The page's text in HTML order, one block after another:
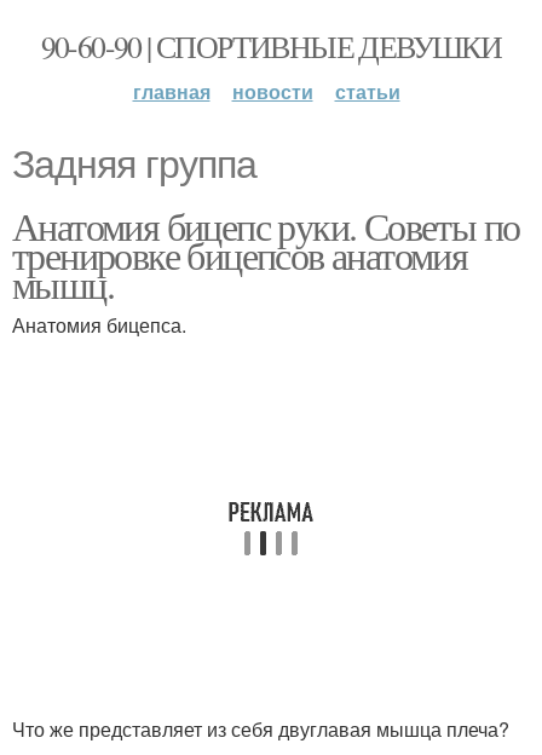
90-60-90 | СПОРТИВНЫЕ ДЕВУШКИ
главная новости статьи
Задняя группа
Анатомия бицепс руки. Советы по
тренировке бицепсов анатомия
мышц.
Анатомия бицепса.
Что же представляет из себя двуглавая мышца плеча?